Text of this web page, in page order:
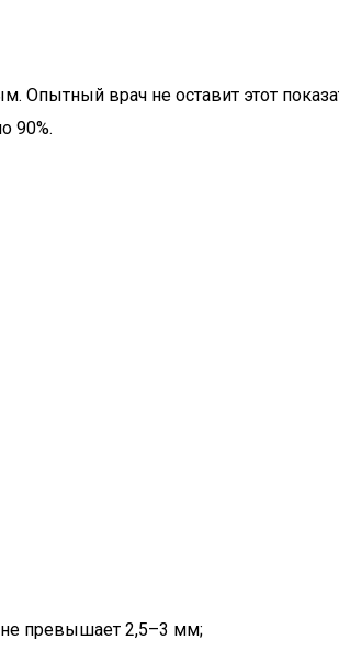
Опытный врач не оставит этот
90%.
не превышает 2,5–3 мм;